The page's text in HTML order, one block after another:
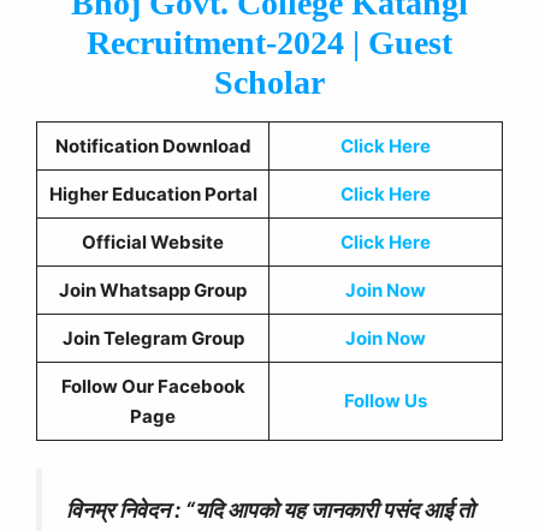
Recruitment-2024 | Guest
Scholar
Notification Download Click Here
Higher Education Portal Click Here
Official Website Click Here
Join Whatsapp Group Join Now
Join Telegram Group Join Now
Follow Our Facebook
Page
Follow Us
विनम्र निवेदन : “यदि आपको यह जानकारी पसंद आई तो